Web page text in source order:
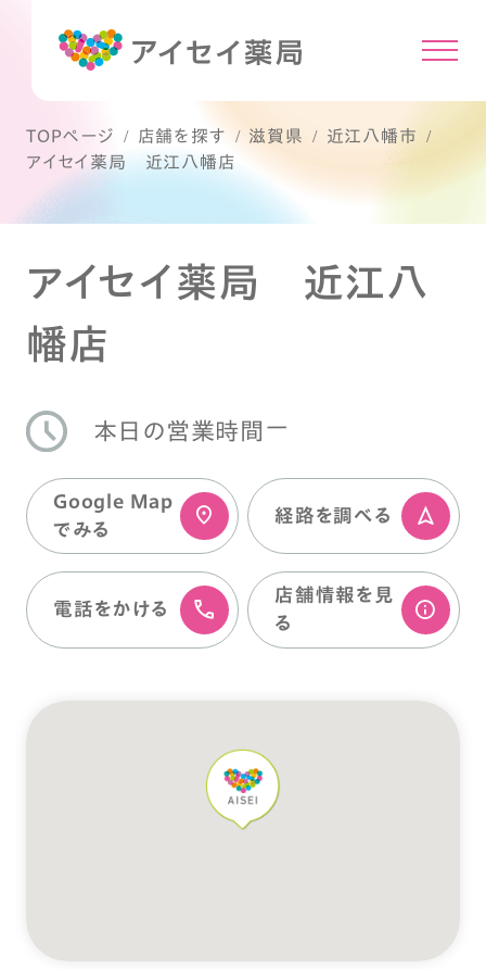
TOPページ 店舗を探す 滋賀県
近江八幡市
アイセイ薬局 近江八幡店
アイセイ薬局 近江八
幡店
本日の営業時間 ー
Google Map
でみる
経路を調べる
電話をかける
店舗情報を⾒
る